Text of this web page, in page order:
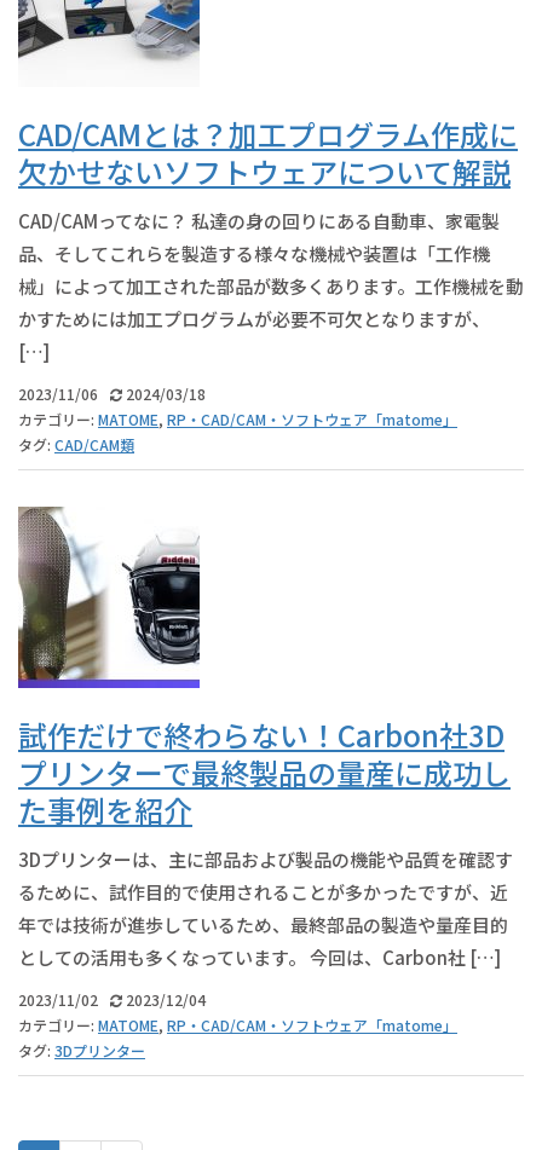
CAD/CAMとは？加工プログラム作成に
欠かせないソフトウェアについて解説
CAD/CAMってなに？ 私達の身の回りにある自動車、家電製
品、そしてこれらを製造する様々な機械や装置は「工作機
械」によって加工された部品が数多くあります。工作機械を動
かすためには加工プログラムが必要不可欠となりますが、
[…]
2023/11/06
2024/03/18
カテゴリー: MATOME, RP・CAD/CAM・ソフトウェア「matome」
タグ: CAD/CAM類
試作だけで終わらない！Carbon社3D
プリンターで最終製品の量産に成功し
た事例を紹介
3Dプリンターは、主に部品および製品の機能や品質を確認す
るために、試作目的で使用されることが多かったですが、近
年では技術が進歩しているため、最終部品の製造や量産目的
としての活用も多くなっています。 今回は、Carbon社 […]
2023/11/02
2023/12/04
カテゴリー: MATOME, RP・CAD/CAM・ソフトウェア「matome」
タグ: 3Dプリンター